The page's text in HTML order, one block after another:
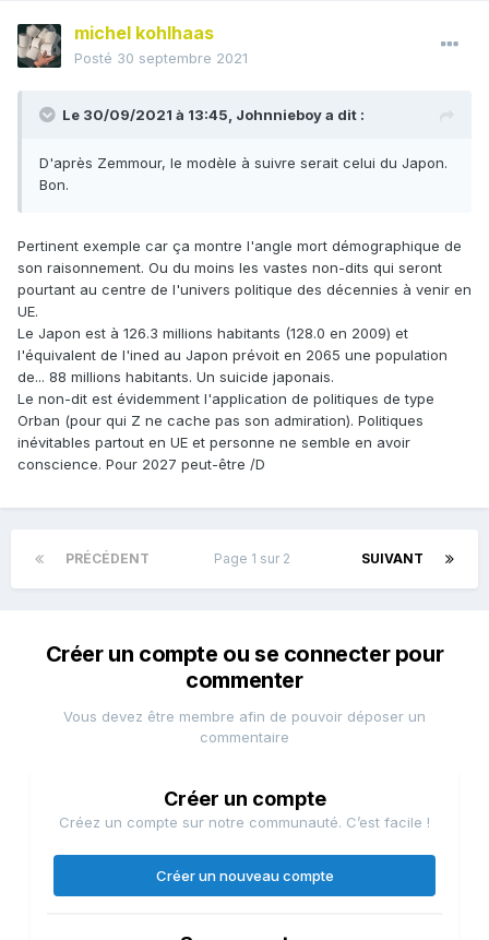
michel kohlhaas
Posté 30 septembre 2021
Le 30/09/2021 à 13:45, Johnnieboya dit :
D'après Zemmour, le modèle à suivre serait celui du Japon.
Bon.
Pertinent exemple car ça montre l'angle mort démographique de
son raisonnement. Ou du moins les vastes non-dits qui seront
pourtant au centre de l'univers politique des décennies à venir en
UE.
Le Japon est à 126.3 millions habitants (128.0 en 2009) et
l'équivalent de l'ined au Japon prévoit en 2065 une population
de... 88 millions habitants. Un suicide japonais.
Le non-dit est évidemment l'application de politiques de type
Orban (pour qui Z ne cache pas son admiration). Politiques
inévitables partout en UE et personne ne semble en avoir
conscience. Pour 2027 peut-être /D
PRÉCÉDENT SUIVANT
Page 1 sur 2
Créer un compte ou se connecter pour
commenter
Vous devez être membre afin de pouvoir déposer un
commentaire
Créer un compte
Créez un compte sur notre communauté. C’est facile !
Créer un nouveau compte